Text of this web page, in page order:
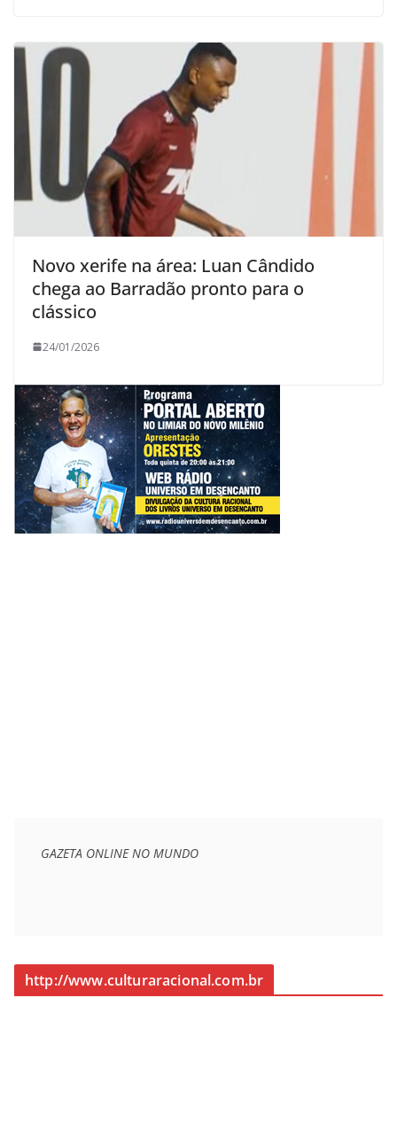
Novo xerife na área: Luan Cândido
chega ao Barradão pronto para o
clássico
24/01/2026
GAZETA ONLINE NO MUNDO
http://www.culturaracional.com.br